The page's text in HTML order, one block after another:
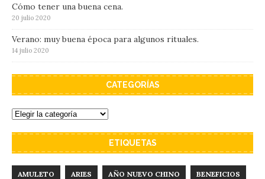
Cómo tener una buena cena.
20 julio 2020
Verano: muy buena época para algunos rituales.
14 julio 2020
CATEGORÍAS
ETIQUETAS
AMULETO ARIES AÑO NUEVO CHINO BENEFICIOS